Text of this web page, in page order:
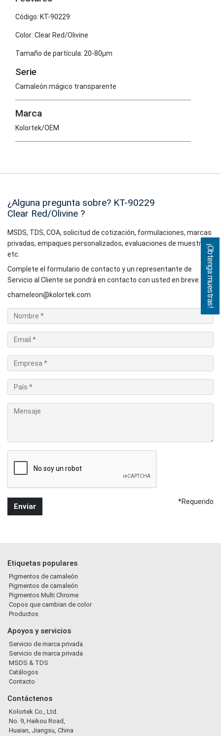
Código: KT-90229
Color: Clear Red/Olivine
Tamaño de partícula: 20-80μm
Serie
Camaleón mágico transparente
Marca
Kolortek/OEM
¿Alguna pregunta sobre? KT-90229
Clear Red/Olivine ?
MSDS, TDS, COA, solicitud de cotización, formulaciones, marcas
privadas, empaques personalizados, evaluaciones de muestras,
etc.
Complete el formulario de contacto y un representante de
Servicio al Cliente se pondrá en contacto con usted en breve.
chameleon@kolortek.com
*Requerido
Etiquetas populares
Pigmentos de camaleón
Pigmentos de camaleón
Pigmentos Multi Chrome
Copos que cambian de color
Productos
Apoyos y servicios
Servicio de marca privada
Servicio de marca privada
MSDS & TDS
Catálogos
Contacto
Contáctenos
Kolortek Co., Ltd.
No. 9, Haikou Road,
Huaian, Jiangsu, China
¡Obtenga muestras!